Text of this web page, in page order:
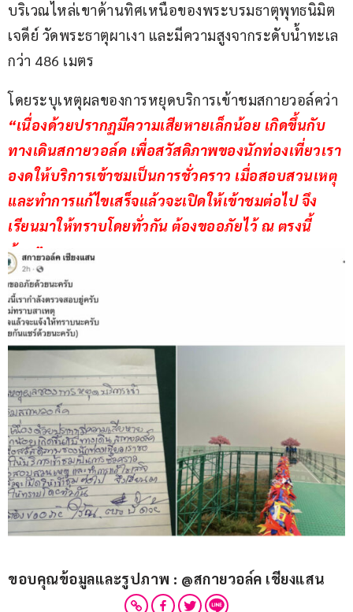
บริเวณไหล่เขาด้านทิศเหนือของพระบรมธาตุพุทธนิมิต
เจดีย์ วัดพระธาตุผาเงา และมีความสูงจากระดับน้ำทะเล
กว่า 486 เมตร
โดยระบุเหตุผลของการหยุดบริการเข้าชมสกายวอล์คว่า
“เนื่องด้วยปรากฏมีความเสียหายเล็กน้อย เกิดขึ้นกับ
ทางเดินสกายวอล์ด เพื่อสวัสดิภาพของนักท่องเที่ยวเรา
องดให้บริการเข้าชมเป็นการชั่วคราว เมื่อสอบสวนเหตุ
และทำการแก้ไขเสร็จแล้วจะเปิดให้เข้าชมต่อไป จึง
เรียนมาให้ทราบโดยทั่วกัน ต้องขออภัยไว้ ณ ตรงนี้
ด้วย”
ขอบคุณข้อมูลและรูปภาพ : @สกายวอล์ค เชียงแสน